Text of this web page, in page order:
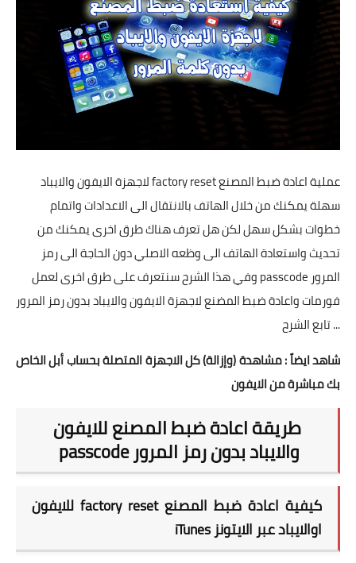
العملات الرقمية
عملية اعادة ضبط المصنع factory reset لاجهزة الايفون والايباد
سهلة يمكنك من خلال الهاتف بالانتقال الى الاعدادات واتمام
خطوات بشكل سهل لكن هل تعرف هناك طرق اخرى يمكنك من
تحديث واستعادة الهاتف الى وظعه الاصلي دون الحاجة الى رمز
المرور passcode وفي هذا الشرح سنتعرف على طرق اخرى لعمل
فورمات واعادة ضبط المضنع لاجهزة الايفون والايباد بدون رمز المرور
... تابع الشرح
شاهد ايضاً :مشاهدة (وإزالة) كل الاجهزة المتصلة بحساب أبل الخاص
بك مباشرة من الايفون
طريقة اعادة ضبط المصنع للايفون
والايباد بدون رمز المرور passcode
كيفية اعادة ضبط المصنع factory reset للايفون
اوالايباد عبر الايتونز iTunes